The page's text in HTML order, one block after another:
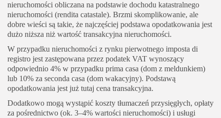
nieruchomości obliczana na podstawie dochodu katastralnego
nieruchomości (rendita catastale). Brzmi skomplikowanie, ale
dobre wieści są takie, że najczęściej podstawa opodatkowania jest
dużo niższa niż wartość transakcyjna nieruchomości.
W przypadku nieruchomości z rynku pierwotnego imposta di
registro jest zastępowana przez podatek VAT wynoszący
odpowiednio 4% w przypadku prima casa (dom z meldunkiem)
lub 10% za seconda casa (dom wakacyjny). Podstawą
opodatkowania jest już tutaj cena transakcyjna.
Dodatkowo mogą wystąpić koszty tłumaczeń przysięgłych, opłaty
za pośrednictwo (ok. 3–4% wartości nieruchomości) i usługi